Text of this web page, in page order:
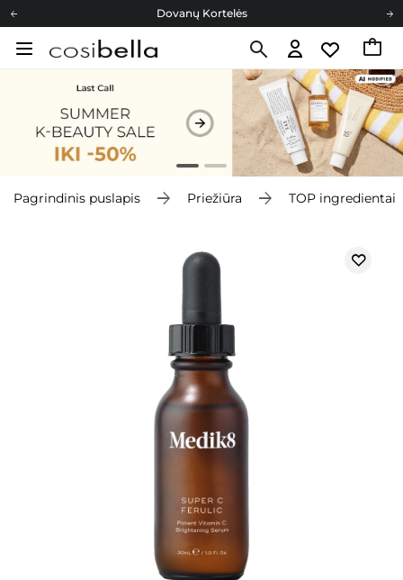
Dovanų Kortelės
Cosibella lojalumo programa
Dovanų Kortelės
Pagrindinis puslapis Priežiūra TOP ingredientai